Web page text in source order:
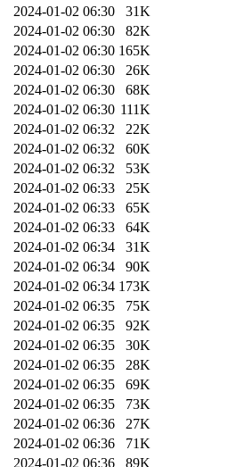
2024-01-02 06:30
31K
2024-01-02 06:30
82K
2024-01-02 06:30 165K
2024-01-02 06:30
26K
2024-01-02 06:30
68K
2024-01-02 06:30 111K
2024-01-02 06:32
22K
2024-01-02 06:32
60K
2024-01-02 06:32
53K
2024-01-02 06:33
25K
2024-01-02 06:33
65K
2024-01-02 06:33
64K
2024-01-02 06:34
31K
2024-01-02 06:34
90K
2024-01-02 06:34 173K
2024-01-02 06:35
75K
2024-01-02 06:35
92K
2024-01-02 06:35
30K
2024-01-02 06:35
28K
2024-01-02 06:35
69K
2024-01-02 06:35
73K
2024-01-02 06:36
27K
2024-01-02 06:36
71K
2024-01-02 06:36
89K